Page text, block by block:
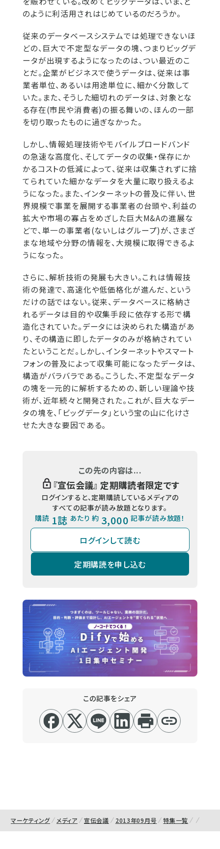
のように利活用されはじめているのだろうか。
従来のデータベースシステムでは処理できないほ
どの、巨大で不定型なデータの塊、つまりビッグデ
ータが出現するようになったのは、つい最近のこ
とだ。企業がビジネスで使うデータは、従来は事
業者単位、あるいは用途単位に、細かく分散して
いた。また、そうした細切れのデータは、対象とな
る存在(市民や消費者)の振る舞いの、ほんの一部
を切り取ったものに過ぎなかった。
しかし、情報処理技術やモバイルブロードバンド
の急速な高度化、そしてデータの収集・保存にか
かるコストの低減によって、従来は収集されずに捨
てられていた細かなデータを大量に取り扱えるよ
うになった。また、インターネットの普及に伴い、世
界規模で事業を展開する事業者の台頭や、利益の
拡大や市場の寡占をめざした巨大M&Aの進展な
どで、単一の事業者(ないしはグループ)が、さまざ
まな地域や分野の情報を、大規模に取得できるよ
うになった。
さらに、解析技術の発展も大きい。これは情報技
術の発達で、高速化や低価格化が進んだ、という
だけの話ではない。従来、データベースに格納さ
れるデータは目的や収集手段に依存する形で構
造化されていた。データには決められた構造があ
り、その構造に即したデータのみが格納されてい
たということだ。しかし、インターネットやスマート
フォンの普及によって収集可能になったデータは、
構造がバラバラである。こうした、不定型なデータ
の塊を一元的に解析するための、新しい理論や技
術が、近年続々と開発された。これが、巨大なデー
タの塊を、「ビッグデータ」という宝の山に化けさ
せた大きな要因である。
この先の内容は...
『宣伝会議』 定期購読者限定です
ログインすると、定期購読しているメディアの
すべての記事が読み放題となります。
購読 1誌 あたり 約 3,000 記事が読み放題！
ログインして読む
定期購読を申し込む
この記事をシェア
マーケティング メディア 宣伝会議 2013年09月号 特集一覧